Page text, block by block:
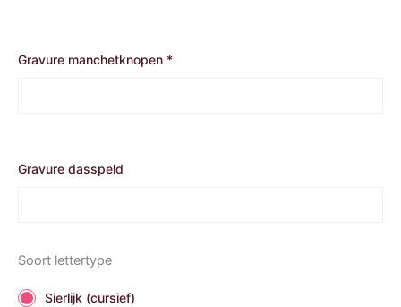
Gravure manchetknopen *
Gravure dasspeld
Soort lettertype
Sierlijk (cursief)